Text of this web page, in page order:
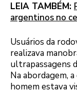
LEIA TAMBÉM:
argentinos no
Usuários da
realizava
ultrapassagens
Na abordagem,
homem estava